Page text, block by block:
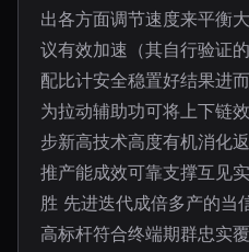
出各方面调节速度来平衡
议有效加速（其自行验证
配比计安全稳置好结果进
为拉动辅助功可将上下链
步新高技术高度有机消化
推产能成效可靠支撑互见
胜 先进迭代成倍多产的当
高标杆符合终端期群忠实